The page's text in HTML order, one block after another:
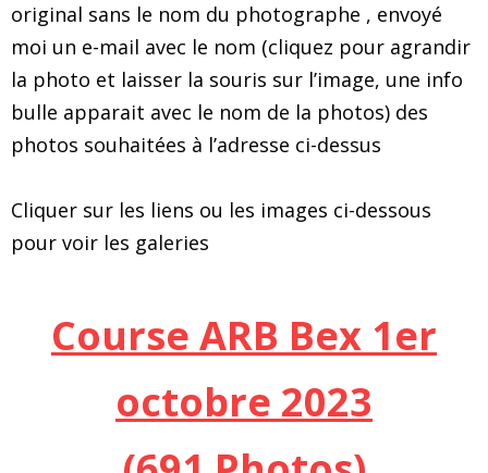
original sans le nom du photographe , envoyé
moi un e-mail avec le nom (cliquez pour agrandir
la photo et laisser la souris sur l’image, une info
bulle apparait avec le nom de la photos) des
photos souhaitées à l’adresse ci-dessus
Cliquer sur les liens ou les images ci-dessous
pour voir les galeries
Course ARB Bex 1er
octobre 2023